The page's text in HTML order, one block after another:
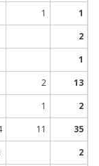
1 1
2
1
2 13
1 2
11 35
2